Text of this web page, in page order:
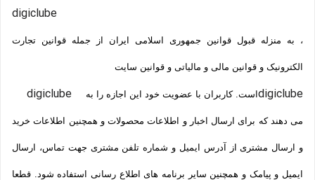
digiclube
، به منزله قبول قوانین جمهوری اسلامی ایران از جمله قوانین تجارت
الکترونیک و قوانین مالی و مالیاتی و قوانین سایت
digiclube است. کاربران با عضویت خود این اجازه را بهdigiclube
می دهند که برای ارسال اخبار و اطلاعات محصولات و همچنین اطلاعات خرید
و ارسال مشتری از آدرس ایمیل و شماره تلفن مشتری جهت تماس، ارسال
ایمیل و پیامک و همچنین سایر برنامه های اطلاع رسانی استفاده شود. قطعا